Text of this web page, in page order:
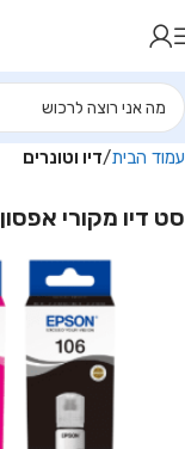
עמוד הבית דיו וטונרים
סט דיו מקורי אפסון 106 Epson